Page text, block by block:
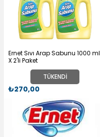
TÜKENDI
Ernet Sıvı Arap Sabunu 1000 ml
X 2'li Paket
₺270,00